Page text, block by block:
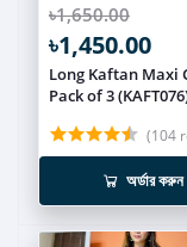
৳1,650.00
৳1,450.00
Long Kaftan Maxi
Pack of 3
(104
অর্ডার করুন